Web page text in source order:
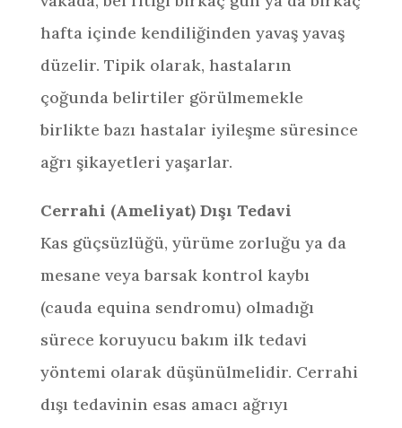
hafta içinde kendiliğinden yavaş yavaş
düzelir. Tipik olarak, hastaların
çoğunda belirtiler görülmemekle
birlikte bazı hastalar iyileşme süresince
ağrı şikayetleri yaşarlar.
Cerrahi (Ameliyat) Dışı Tedavi
Kas güçsüzlüğü, yürüme zorluğu ya da
mesane veya barsak kontrol kaybı
(cauda equina sendromu) olmadığı
sürece koruyucu bakım ilk tedavi
yöntemi olarak düşünülmelidir. Cerrahi
dışı tedavinin esas amacı ağrıyı